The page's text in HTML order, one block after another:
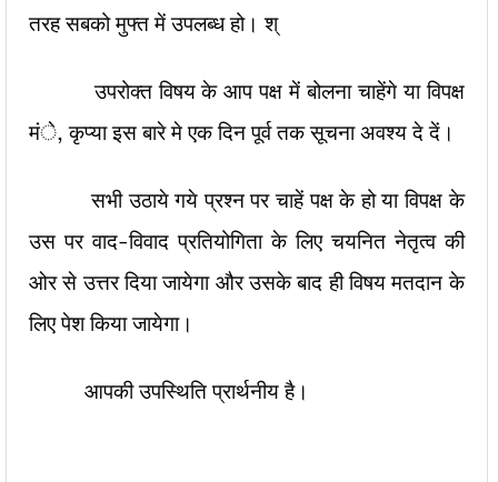
तरह सबको मुफ्त में उपलब्ध हो। श्
उपरोक्त विषय के आप पक्ष में बोलना चाहेंगे या विपक्ष
मंे, कृप्या इस बारे मे एक दिन पूर्व तक सूचना अवश्य दे दें।
सभी उठाये गये प्रश्न पर चाहें पक्ष के हो या विपक्ष के
उस पर वाद-विवाद प्रतियोगिता के लिए चयनित नेतृत्व की
ओर से उत्तर दिया जायेगा और उसके बाद ही विषय मतदान के
लिए पेश किया जायेगा।
आपकी उपस्थिति प्रार्थनीय है।